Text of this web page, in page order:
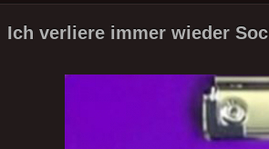
Ich verliere immer wieder